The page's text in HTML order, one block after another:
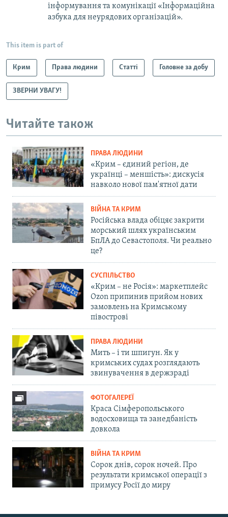
інформування та комунікації «Інформаційна
азбука для неурядових організацій».
This item is part of
Крим Права людини Статті Головне за добу
ЗВЕРНИ УВАГУ!
Читайте також
ПРАВА ЛЮДИНИ
«Крим – єдиний регіон, де
українці – меншість»: дискусія
навколо нової пам'ятної дати
ВІЙНА ТА КРИМ
Російська влада обіцяє закрити
морський шлях українським
БпЛА до Севастополя. Чи реально
це?
СУСПІЛЬСТВО
«Крим – не Росія»: маркетплейс
Ozon припинив прийом нових
замовлень на Кримському
півострові
ПРАВА ЛЮДИНИ
Мить – і ти шпигун. Як у
кримських судах розглядають
звинувачення в держзраді
ФОТОГАЛЕРЕЇ
Краса Сімферопольського
водосховища та занедбаність
довкола
ВІЙНА ТА КРИМ
Сорок днів, сорок ночей. Про
результати кримської операції з
примусу Росії до миру